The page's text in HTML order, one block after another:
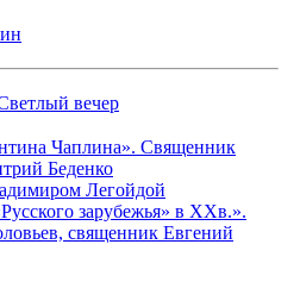
вечер
Чаплина». Священник
Беденко
Легойдой
зарубежья» в ХХв.».
священник Евгений